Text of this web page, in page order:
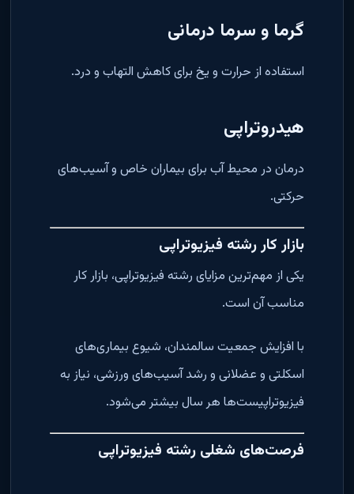
گرما و سرما درمانی
استفاده از حرارت و یخ برای کاهش التهاب و درد.
هیدروتراپی
درمان در محیط آب برای بیماران خاص و آسیب‌های
حرکتی.
بازار کار رشته فیزیوتراپی
یکی از مهم‌ترین مزایای رشته فیزیوتراپی، بازار کار
مناسب آن است.
با افزایش جمعیت سالمندان، شیوع بیماری‌های
اسکلتی و عضلانی و رشد آسیب‌های ورزشی، نیاز به
فیزیوتراپیست‌ها هر سال بیشتر می‌شود.
فرصت‌های شغلی رشته فیزیوتراپی